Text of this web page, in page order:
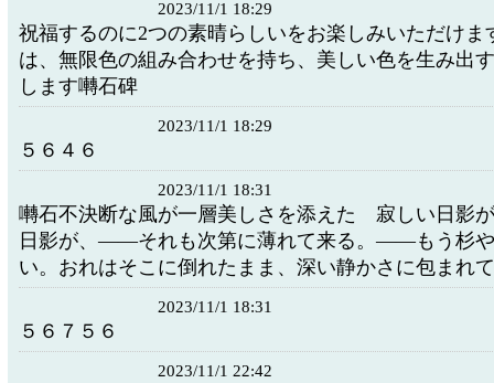
2023/11/1 18:29
祝福するのに2つの素晴らしいをお楽しみいただけま
は、無限色の組み合わせを持ち、美しい色を生み出
します囀石碑
2023/11/1 18:29
５６４６
2023/11/1 18:31
囀石不決断な風が一層美しさを添えた 寂しい日影
日影が、――それも次第に薄れて来る。――もう杉
い。おれはそこに倒れたまま、深い静かさに包まれ
2023/11/1 18:31
５６７５６
2023/11/1 22:42